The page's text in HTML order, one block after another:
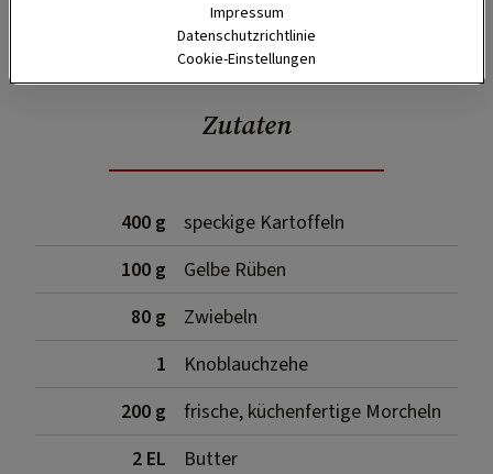
SPEICHERN DRUCKEN
Zutaten
400 g
speckige Kartoffeln
100 g
Gelbe Rüben
80 g
Zwiebeln
1
Knoblauchzehe
200 g
frische, küchenfertige Morcheln
2 EL
Butter
Impressum
Datenschutzrichtlinie
Cookie-Einstellungen